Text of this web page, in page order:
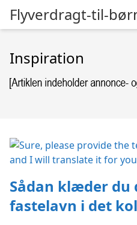
Flyverdragt-til-
Inspiration
Sådan klæder du
fastelavn i det